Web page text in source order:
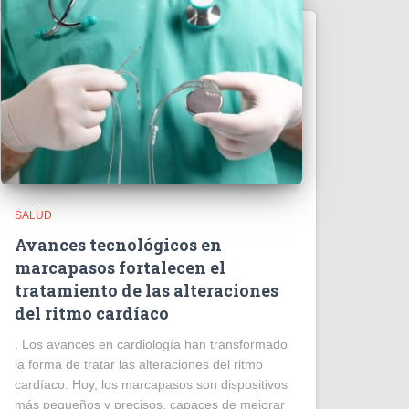
SALUD
Avances tecnológicos en
marcapasos fortalecen el
tratamiento de las alteraciones
del ritmo cardíaco
. Los avances en cardiología han transformado
la forma de tratar las alteraciones del ritmo
cardíaco. Hoy, los marcapasos son dispositivos
más pequeños y precisos, capaces de mejorar